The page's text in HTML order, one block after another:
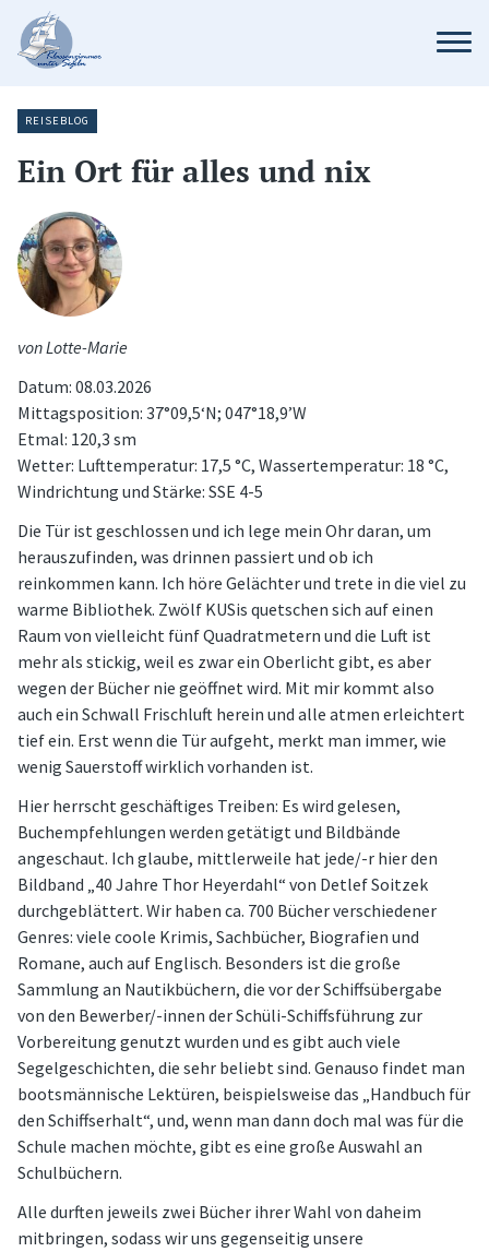
REISEBLOG
Ein Ort für alles und nix
von Lotte-Marie
Datum: 08.03.2026
Mittagsposition: 37°09,5‘N; 047°18,9’W
Etmal: 120,3 sm
Wetter: Lufttemperatur: 17,5 °C, Wassertemperatur: 18 °C,
Windrichtung und Stärke: SSE 4-5
Die Tür ist geschlossen und ich lege mein Ohr daran, um
herauszufinden, was drinnen passiert und ob ich
reinkommen kann. Ich höre Gelächter und trete in die viel zu
warme Bibliothek. Zwölf KUSis quetschen sich auf einen
Raum von vielleicht fünf Quadratmetern und die Luft ist
mehr als stickig, weil es zwar ein Oberlicht gibt, es aber
wegen der Bücher nie geöffnet wird. Mit mir kommt also
auch ein Schwall Frischluft herein und alle atmen erleichtert
tief ein. Erst wenn die Tür aufgeht, merkt man immer, wie
wenig Sauerstoff wirklich vorhanden ist.
Hier herrscht geschäftiges Treiben: Es wird gelesen,
Buchempfehlungen werden getätigt und Bildbände
angeschaut. Ich glaube, mittlerweile hat jede/-r hier den
Bildband „40 Jahre Thor Heyerdahl“ von Detlef Soitzek
durchgeblättert. Wir haben ca. 700 Bücher verschiedener
Genres: viele coole Krimis, Sachbücher, Biografien und
Romane, auch auf Englisch. Besonders ist die große
Sammlung an Nautikbüchern, die vor der Schiffsübergabe
von den Bewerber/-innen der Schüli-Schiffsführung zur
Vorbereitung genutzt wurden und es gibt auch viele
Segelgeschichten, die sehr beliebt sind. Genauso findet man
bootsmännische Lektüren, beispielsweise das „Handbuch für
den Schiffserhalt“, und, wenn man dann doch mal was für die
Schule machen möchte, gibt es eine große Auswahl an
Schulbüchern.
Alle durften jeweils zwei Bücher ihrer Wahl von daheim
mitbringen, sodass wir uns gegenseitig unsere